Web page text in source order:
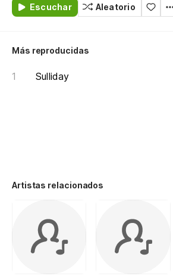
Escuchar Aleatorio
Más reproducidas
Sulliday
Artistas relacionados